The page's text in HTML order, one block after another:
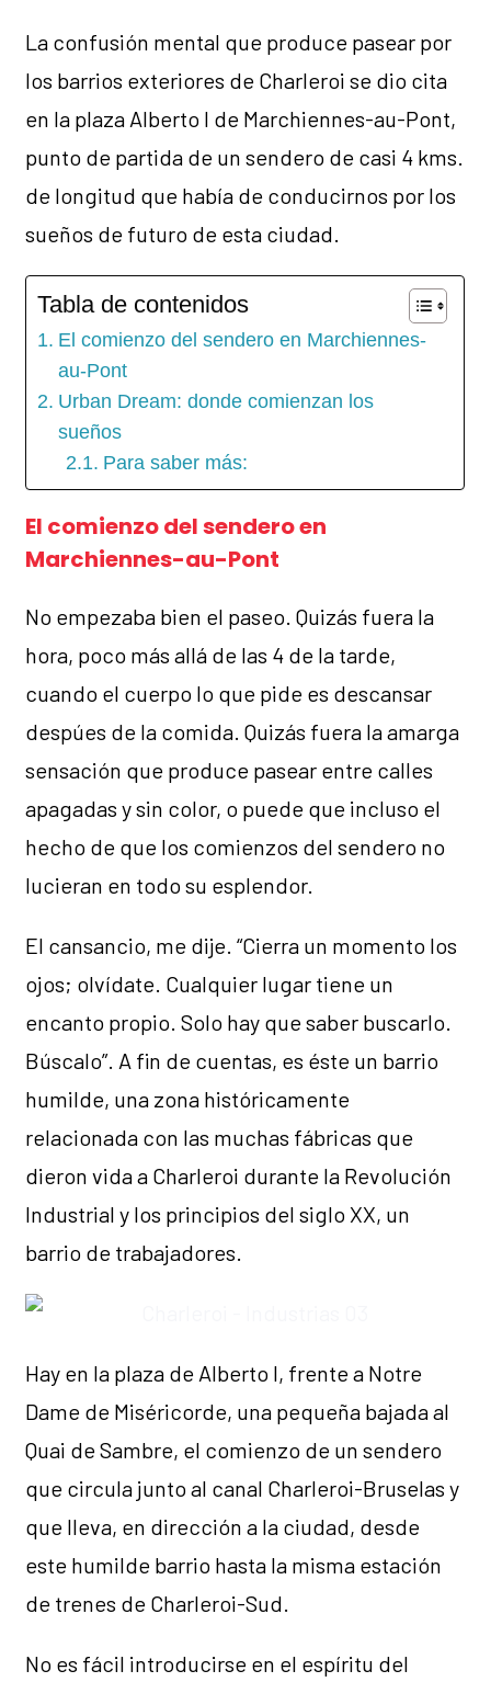
La confusión mental que produce pasear por
los barrios exteriores de Charleroi se dio cita
en la plaza Alberto I de Marchiennes-au-Pont,
punto de partida de un sendero de casi 4 kms.
de longitud que había de conducirnos por los
sueños de futuro de esta ciudad.
Tabla de contenidos
El comienzo del sendero en Marchiennes-
au-Pont
Urban Dream: donde comienzan los
sueños
Para saber más:
El comienzo del sendero en
Marchiennes-au-Pont
No empezaba bien el paseo. Quizás fuera la
hora, poco más allá de las 4 de la tarde,
cuando el cuerpo lo que pide es descansar
despúes de la comida. Quizás fuera la amarga
sensación que produce pasear entre calles
apagadas y sin color, o puede que incluso el
hecho de que los comienzos del sendero no
lucieran en todo su esplendor.
El cansancio, me dije. “Cierra un momento los
ojos; olvídate. Cualquier lugar tiene un
encanto propio. Solo hay que saber buscarlo.
Búscalo”. A fin de cuentas, es éste un barrio
humilde, una zona históricamente
relacionada con las muchas fábricas que
dieron vida a Charleroi durante la Revolución
Industrial y los principios del siglo XX, un
barrio de trabajadores.
Hay en la plaza de Alberto I, frente a Notre
Dame de Miséricorde, una pequeña bajada al
Quai de Sambre, el comienzo de un sendero
que circula junto al canal Charleroi-Bruselas y
que lleva, en dirección a la ciudad, desde
este humilde barrio hasta la misma estación
de trenes de Charleroi-Sud.
No es fácil introducirse en el espíritu del